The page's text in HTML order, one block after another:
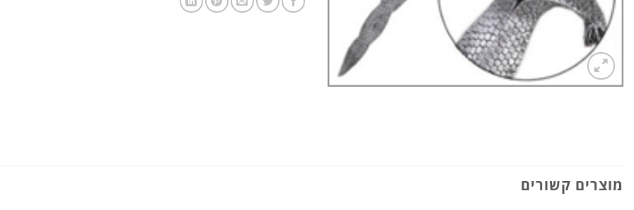
מוצרים קשורים